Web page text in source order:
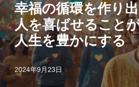
へ
ス
キ
ッ
プ
幸福の循環を作り出
人を喜ばせること
人生を豊かにする
2024年9月23日